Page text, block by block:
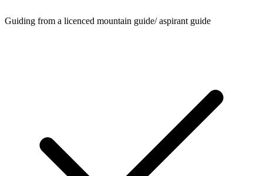
Guiding from a licenced mountain guide/ aspirant guide